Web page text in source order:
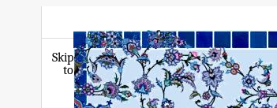
Skip
to